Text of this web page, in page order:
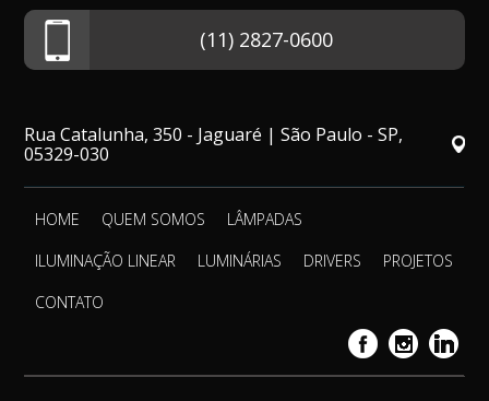
(11) 2827-0600
Rua Catalunha, 350 - Jaguaré | São Paulo - SP,
05329-030
HOME QUEM SOMOS
LÂMPADAS
ILUMINAÇÃO LINEAR
LUMINÁRIAS DRIVERS
PROJETOS
CONTATO